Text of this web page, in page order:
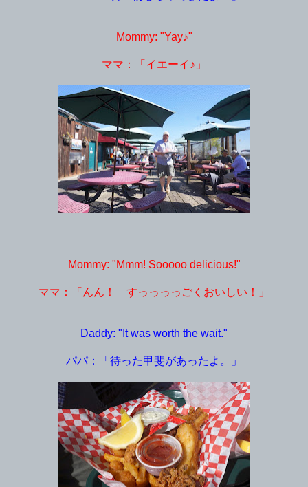
Mommy: "Yay♪"
ママ：「イエーイ♪」
Mommy: "Mmm! Sooooo delicious!"
ママ：「んん！ すっっっっごくおいしい！」
Daddy: "It was worth the wait."
パパ：「待った甲斐があったよ。」